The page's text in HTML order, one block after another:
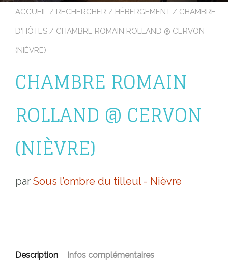
ACCUEIL / RECHERCHER / HÉBERGEMENT / CHAMBRE
D'HÔTES / CHAMBRE ROMAIN ROLLAND @ CERVON
(NIÈVRE)
CHAMBRE ROMAIN
ROLLAND @ CERVON
(NIÈVRE)
par Sous l’ombre du tilleul - Nièvre
Description Infos complémentaires